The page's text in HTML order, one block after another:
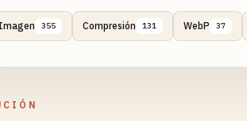
Imagen 355 Compresión 131 WebP 37